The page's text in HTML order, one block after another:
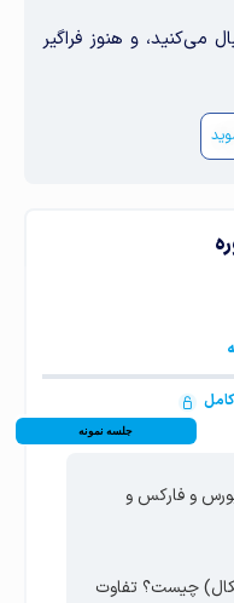
می‌کنید، و هنوز فراگیر
جلسه نمونه
و فارکس و
چیست؟ تفاوت